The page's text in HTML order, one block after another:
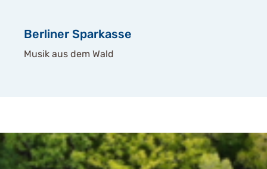
Berliner Sparkasse
Musik aus dem Wald